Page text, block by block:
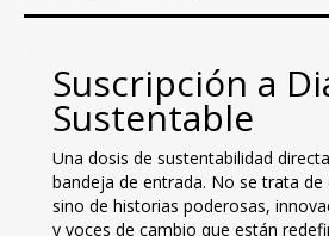
Suscripción a
Sustentable
Una dosis de sustentabilidad
bandeja de entrada. No se trata de
sino de historias poderosas,
y voces de cambio que están